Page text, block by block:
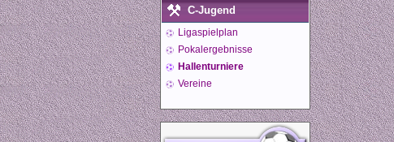
C-Jugend
Ligaspielplan
Pokalergebnisse
Hallenturniere
Vereine